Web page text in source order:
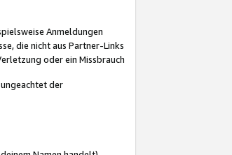
Anmeldungen
die nicht aus Partner-Links
oder ein Missbrauch
der